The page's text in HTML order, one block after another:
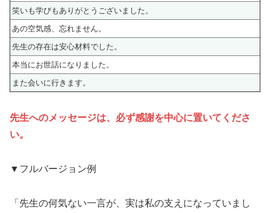
笑いも学びもありがとうございました。
あの空気感、忘れません。
先生の存在は安心材料でした。
本当にお世話になりました。
また会いに行きます。
先生へのメッセージは、必ず感謝を中心に置いてくださ
い。
▼フルバージョン例
「先生の何気ない一言が、実は私の支えになっていまし